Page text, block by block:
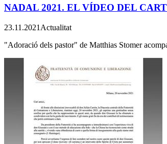
NADAL 2021. EL VÍDEO DEL
23.11.2021 Actualitat
"Adoració dels pastor" de Matthias Stomer